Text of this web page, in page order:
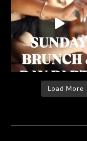
Load More